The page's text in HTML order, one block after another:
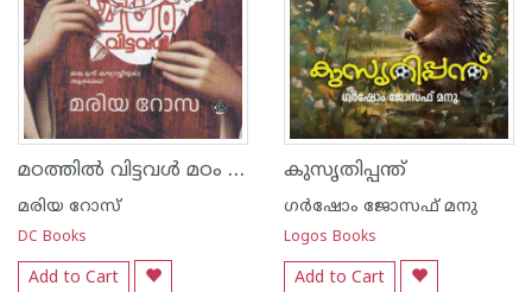
മഠത്തിൽ വിട്ടവൾ മഠം വിട്ടവൾ
മരിയ റോസ്
DC Books
Add to Cart
കുസൃതിപ്പന്ത്
ഗർഷോം ജോസഫ് മനു
Logos Books
Add to Cart